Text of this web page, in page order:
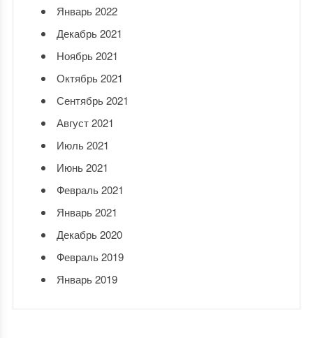
Январь 2022
Декабрь 2021
Ноябрь 2021
Октябрь 2021
Сентябрь 2021
Август 2021
Июль 2021
Июнь 2021
Февраль 2021
Январь 2021
Декабрь 2020
Февраль 2019
Январь 2019